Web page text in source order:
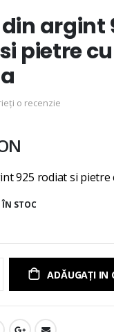
argint
pietre
o recenzie
925 rodiat si pietre
ÎN STOC
ADĂUGAȚI IN